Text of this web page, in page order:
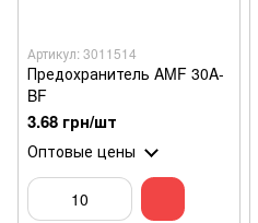
Артикул: 3011514
Предохранитель AMF 30A-
BF
3.68 грн/шт
Оптовые цены